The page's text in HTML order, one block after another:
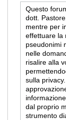
Questo
dott.
mentre per
effettuare la
pseudonimi
nelle
risalire alla
sulla
dal proprio
strumento